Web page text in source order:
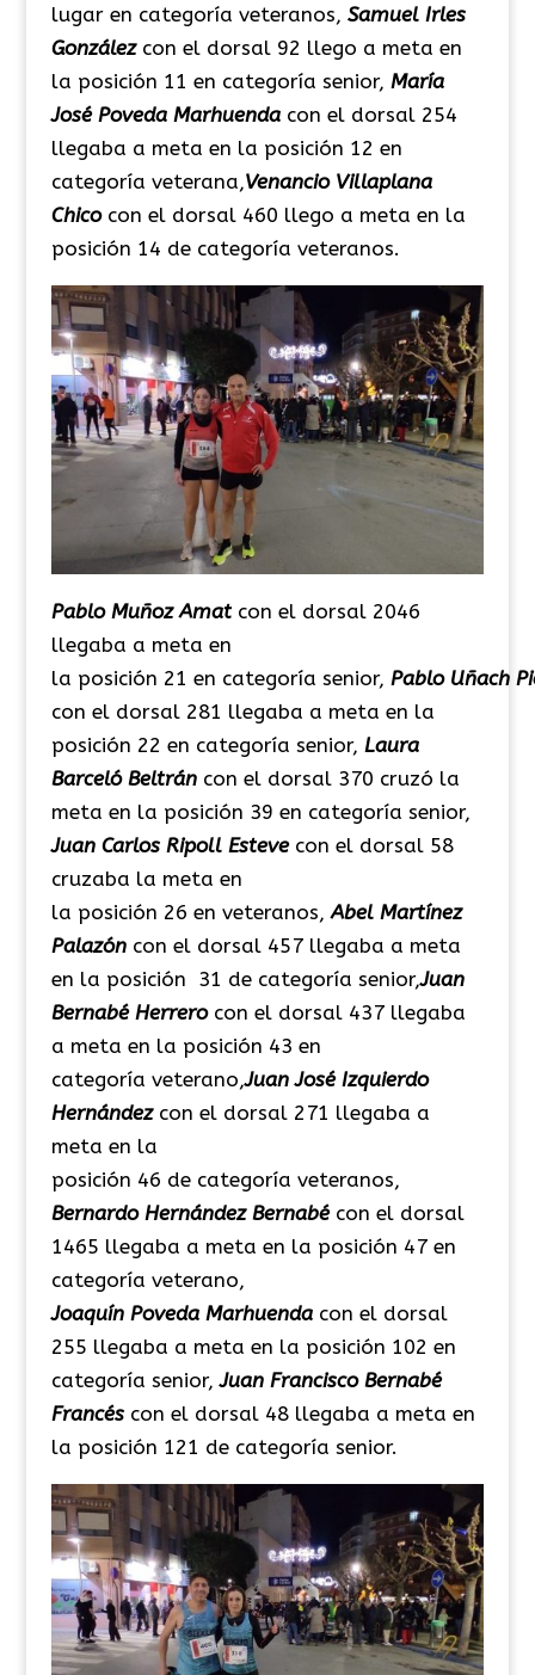
lugar en categoría veteranos, Samuel Irles
Gonzálezcon el dorsal 92 llego a meta en
la posición 11 en categoría senior, María
José Poveda Marhuenda con el dorsal 254
llegaba a meta en la posición 12 en
categoría veterana,Venancio Villaplana
Chicocon el dorsal 460 llego a meta en la
posición 14 de categoría veteranos.
Pablo Muñoz Amat con el dorsal 2046
llegaba a meta en
la posición 21 en categoría senior, Pablo Uñach
con el dorsal 281 llegaba a meta en la
posición 22 en categoría senior, Laura
Barceló Beltrán con el dorsal 370 cruzó la
meta en la posición 39 en categoría senior,
Juan Carlos Ripoll Esteve con el dorsal 58
cruzaba la meta en
la posición 26 en veteranos,Abel Martínez
Palazón con el dorsal 457 llegaba a meta
en la posición 31 de categoría senior,Juan
Bernabé Herrero con el dorsal 437 llegaba
a meta en la posición 43 en
categoría veterano,Juan José Izquierdo
Hernándezcon el dorsal 271 llegaba a
meta en la
posición 46 de categoría veteranos,
Bernardo Hernández Bernabé con el dorsal
1465 llegaba a meta en la posición 47 en
categoría veterano,
Joaquín Poveda Marhuendacon el dorsal
255 llegaba a meta en la posición 102 en
categoría senior,Juan Francisco Bernabé
Francéscon el dorsal 48 llegaba a meta en
la posición 121 de categoría senior.